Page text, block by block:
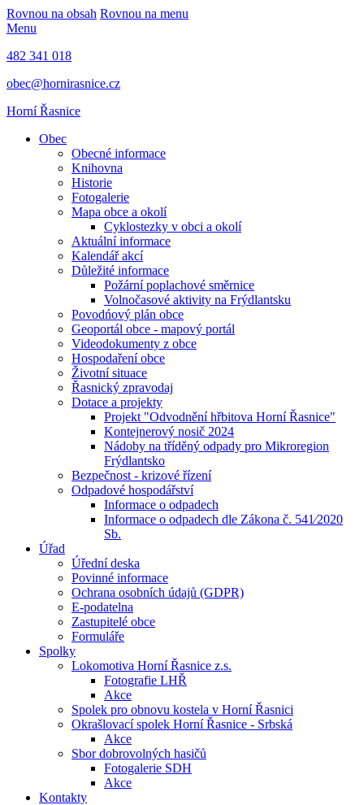
Rovnou na obsah Rovnou na menu
Menu
482 341 018
obec@hornirasnice.cz
Horní Řasnice
Obec
Obecné informace
Knihovna
Historie
Fotogalerie
Mapa obce a okolí
Cyklostezky v obci a okolí
Aktuální informace
Kalendář akcí
Důležité informace
Požární poplachové směrnice
Volnočasové aktivity na Frýdlantsku
Povodńový plán obce
Geoportál obce - mapový portál
Videodokumenty z obce
Hospodaření obce
Životní situace
Řasnický zpravodaj
Dotace a projekty
Projekt "Odvodnění hřbitova Horní Řasnice"
Kontejnerový nosič 2024
Nádoby na tříděný odpady pro Mikroregion
Frýdlantsko
Bezpečnost - krizové řízení
Odpadové hospodářství
Informace o odpadech
Informace o odpadech dle Zákona č. 541⁄2020
Sb.
Úřad
Úřední deska
Povinné informace
Ochrana osobních údajů (GDPR)
E-podatelna
Zastupitelé obce
Formuláře
Spolky
Lokomotiva Horní Řasnice z.s.
Fotografie LHŘ
Akce
Spolek pro obnovu kostela v Horní Řasnici
Okrašlovací spolek Horní Řasnice - Srbská
Akce
Sbor dobrovolných hasičů
Fotogalerie SDH
Akce
Kontakty